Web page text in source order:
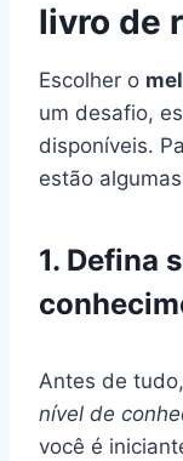
livro de
Escolher o
um desafio,
disponíveis.
estão
1. Defina
Antes de
nível de
você é